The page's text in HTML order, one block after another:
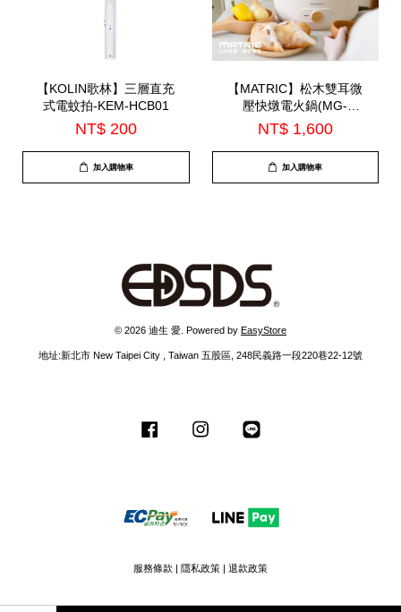
【KOLIN歌林】三層直充
式電蚊拍-KEM-HCB01
NT$ 200
加入購物車
【MATRIC】松木雙耳微
壓快燉電火鍋(MG-
EH0511)
NT$ 1,600
加入購物車
© 2026 迪生 愛. Powered by EasyStore
地址:新北市 New Taipei City , Taiwan 五股區, 248民義路一段220巷22-12號
Facebook Instagram
服務條款 | 隱私政策 | 退款政策